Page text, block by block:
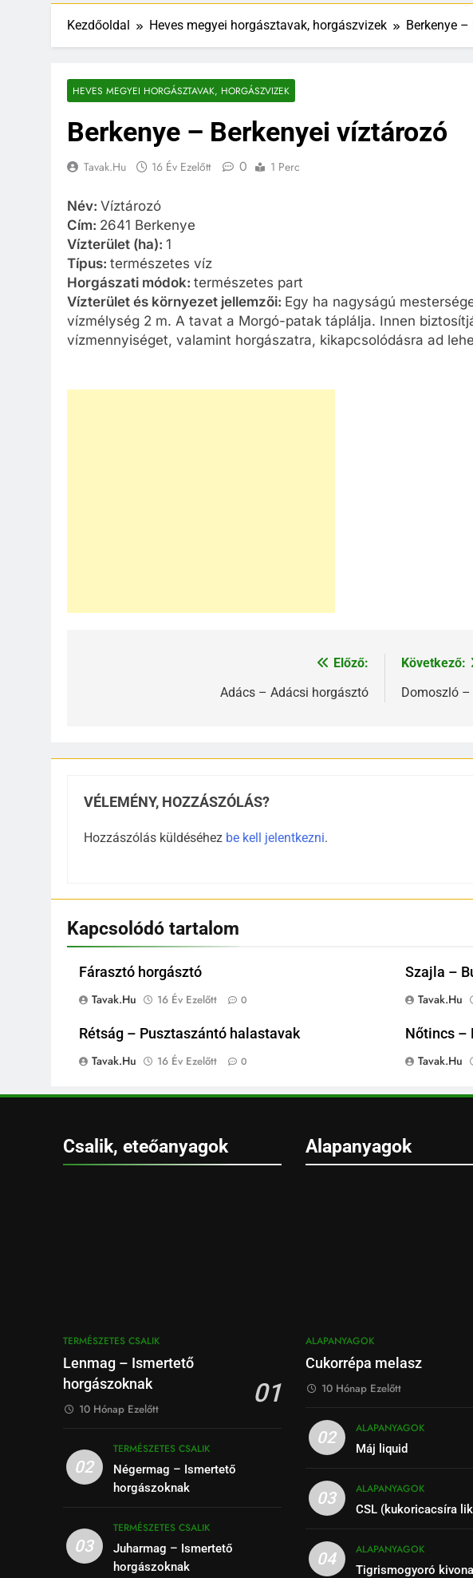
Kezdőoldal Heves megyei horgásztavak, horgászvizek Berkenye
HEVES MEGYEI HORGÁSZTAVAK, HORGÁSZVIZEK
Berkenye – Berkenyei víztározó
Tavak.hu 16 Év Ezelőtt 0 1 Perc
Név: Víztározó
Cím: 2641 Berkenye
Vízterület (ha): 1
Típus: természetes víz
Horgászati módok: természetes part
Vízterület és környezet jellemzői: Egy ha nagyságú
vízmélység 2 m. A tavat a Morgó-patak táplálja. Innen
vízmennyiséget, valamint horgászatra, kikapcsolódásra ad
Előző:
Adács – Adácsi horgásztó
Következő:
Domoszló
VÉLEMÉNY, HOZZÁSZÓLÁS?
Hozzászólás küldéséhez be kell jelentkezni.
Kapcsolódó tartalom
Fárasztó horgásztó
Tavak.hu
16 Év Ezelőtt 0
Szajla –
Tavak.hu
Rétság – Pusztaszántó halastavak
Tavak.hu
16 Év Ezelőtt 0
Nőtincs –
Tavak.hu
Csalik, eteőanyagok
TERMÉSZETES CSALIK
Lenmag – Ismertető
horgászoknak
01
10 Hónap Ezelőtt
02
TERMÉSZETES CSALIK
Négermag – Ismertető
horgászoknak
03
TERMÉSZETES CSALIK
Juharmag – Ismertető
horgászoknak
Alapanyagok
ALAPANYAGOK
Cukorrépa melasz
10 Hónap Ezelőtt
02
ALAPANYAGOK
Máj liquid
03
ALAPANYAGOK
CSL (kukoricacsíra
04
ALAPANYAGOK
Tigrismogyoró